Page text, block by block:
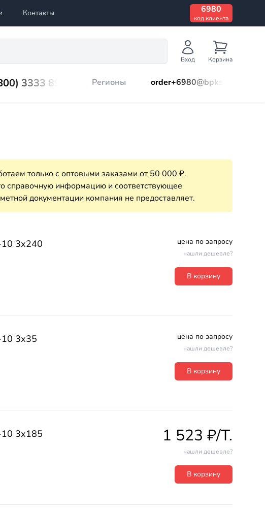
Контакты 6980
код клиента
Вход Корзина
3333 899 Регионы order+6980@bpks.ru
только с оптовыми заказами от 50 000 ₽.
справочную информацию и соответствующее
документации компания не предоставляет.
3х240 цена по запросу
нашли дешевле?
В корзину
3х35 цена по запросу
нашли дешевле?
В корзину
3х185 1 523 ₽/T.
нашли дешевле?
В корзину